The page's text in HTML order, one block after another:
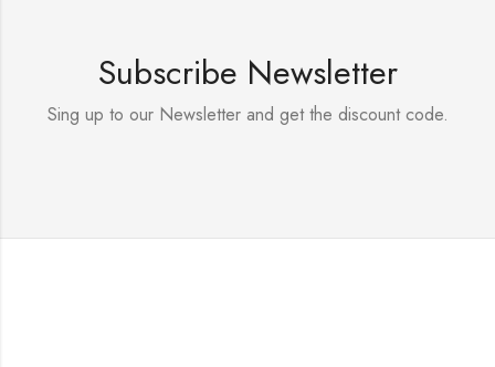
Subscribe Newsletter
Sing up to our Newsletter and get the discount code.